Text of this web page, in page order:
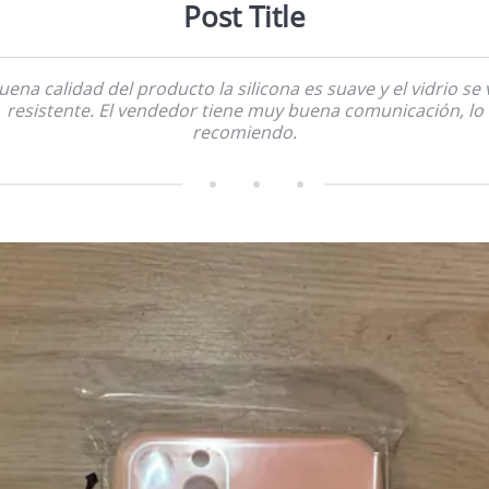
Post Title
calidad del producto la silicona es suave y el vidrio se
resistente. El vendedor tiene muy buena comunicación, lo
recomiendo.